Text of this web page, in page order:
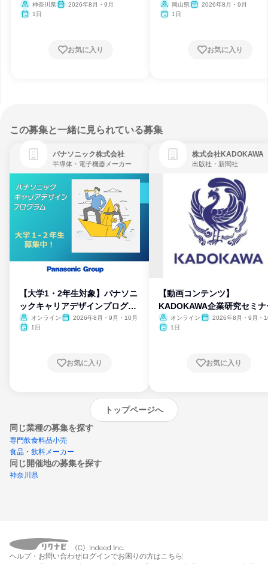
神奈川県
2026年8月・9月
1日
お気に入り
岡山県
2026年8月・9月
1日
お気に入り
この募集と一緒に見られている募集
パナソニック株式会社
半導体・電子機器メーカー
【大学1・2年生対象】パナソニ
ックキャリアデザインプログラ
ム
オンライン
2026年8月・9月・10月
1日
お気に入り
株式会社KADOKAWA
出版社・新聞社
【動画コンテンツ】
KADOKAWA企業研究セミナ
オンライン
2026年8月・9月・
1日
お気に入り
トップページへ
同じ業種の募集を探す
専門飲食料品小売
食品・飲料メーカー
同じ開催地の募集を探す
神奈川県
エントリーするとプログラムの詳細案内を
受け取れるようになります
ヘルプ・お問い合わせ ログインでお困りの方はこちら